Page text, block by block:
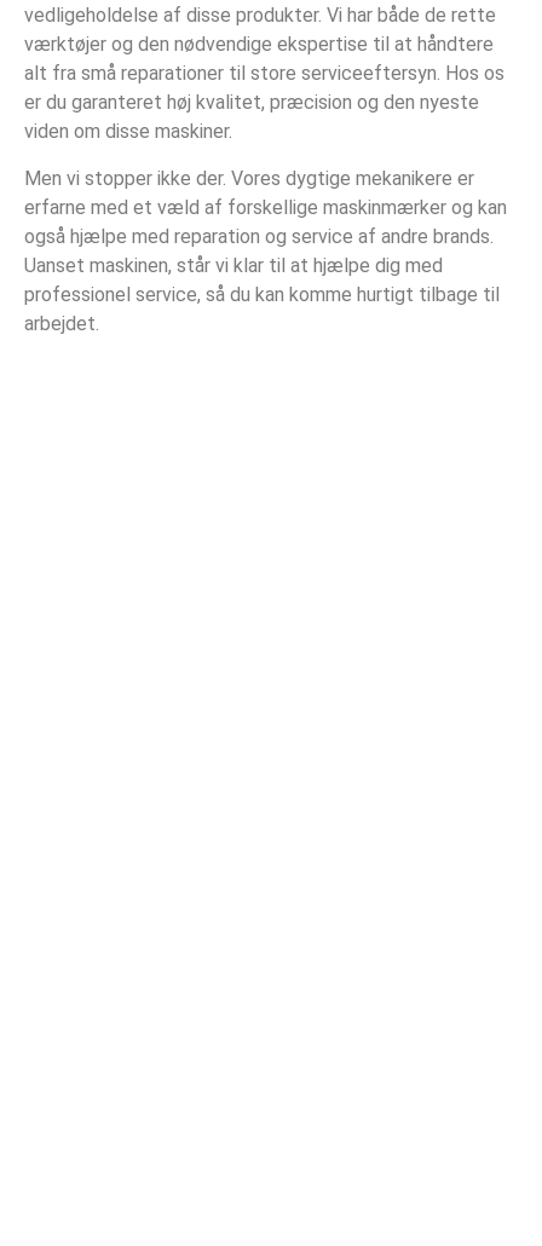
vedligeholdelse af disse produkter. Vi har både de rette
værktøjer og den nødvendige ekspertise til at håndtere
alt fra små reparationer til store serviceeftersyn. Hos os
er du garanteret høj kvalitet, præcision og den nyeste
viden om disse maskiner.
Men vi stopper ikke der. Vores dygtige mekanikere er
erfarne med et væld af forskellige maskinmærker og kan
også hjælpe med reparation og service af andre brands.
Uanset maskinen, står vi klar til at hjælpe dig med
professionel service, så du kan komme hurtigt tilbage til
arbejdet.